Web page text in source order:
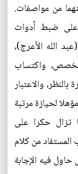
من مواصفات.
على ضبط أدوات
الله الأعرج)،
واكتساب
والاعتبار
لحيازة مرتبة
تزال حكرا على
من كلام
فيه الإجابة